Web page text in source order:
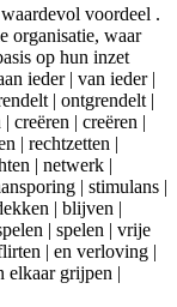
voordeel .
organisatie, waar
op hun inzet
ieder | van ieder |
| ontgrendelt |
creëren | creëren |
| rechtzetten |
| netwerk |
| stimulans |
| blijven |
| spelen | vrije
| en verloving |
elkaar grijpen |